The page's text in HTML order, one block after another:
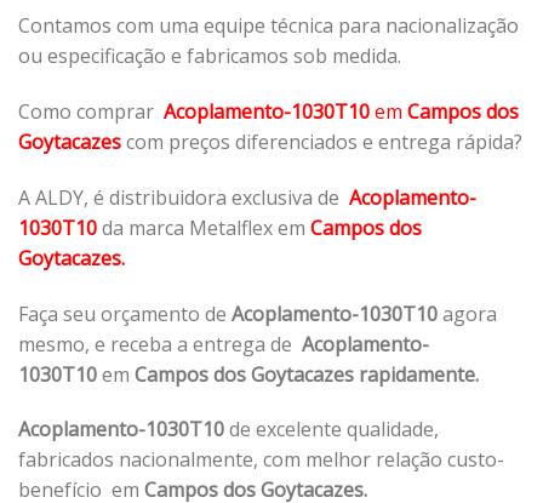
Contamos com uma equipe técnica para nacionalização
ou especificação e fabricamos sob medida.
Como comprar Acoplamento-1030T10em Campos dos
Goytacazescom preços diferenciados e entrega rápida?
A ALDY, é distribuidora exclusiva de Acoplamento-
1030T10da marca Metalflex em Campos dos
Goytacazes.
Faça seu orçamento de Acoplamento-1030T10agora
mesmo, e receba a entrega de Acoplamento-
1030T10em Campos dos Goytacazes rapidamente.
Acoplamento-1030T10de excelente qualidade,
fabricados nacionalmente, com melhor relação custo-
benefício em Campos dos Goytacazes.